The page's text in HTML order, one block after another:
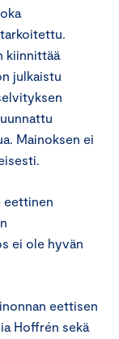
kiinnittää
julkaistu
Mainoksen ei
eettinen
ei ole hyvän
eettisen
Hoffrén sekä